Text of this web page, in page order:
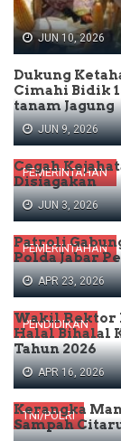
JUN 10, 2026
Dukung
Cimahi Bidik
tanam Jagung
PEMERINTAHAN
JUN 9, 2026
Cegah
Disiagakan
PEMERINTAHAN
JUN 3, 2026
Patroli
Polda Jabar
PENDIDIKAN
APR 23, 2026
Wakil Rektor
Halal Bihalal
Tahun 2026
TNI/POLRI
APR 16, 2026
Kerangka
Sampah